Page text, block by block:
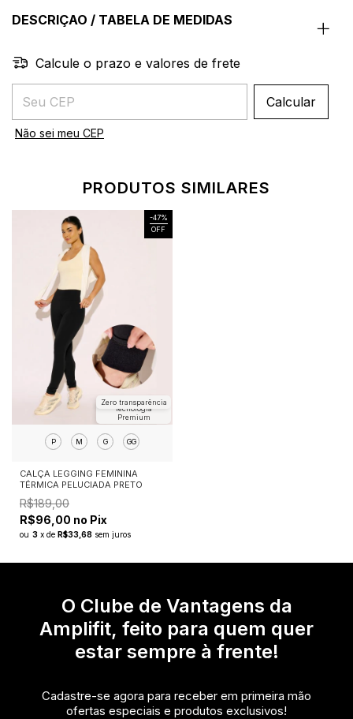
DESCRIÇAO / TABELA DE MEDIDAS
Calcule o prazo e valores de frete
Entregas para o CEP:
Calcular
Não sei meu CEP
PRODUTOS SIMILARES
-47%
OFF
Tecnologia
Premium
Zero transparência
P M G GG
CALÇA LEGGING FEMININA
TÉRMICA PELUCIADA PRETO
R$189,00
R$96,00 no Pix
ou 3 x de R$33,68 sem juros
O Clube de Vantagens da
Amplifit, feito para quem quer
estar sempre à frente!
Cadastre-se agora para receber em primeira mão
ofertas especiais e produtos exclusivos!